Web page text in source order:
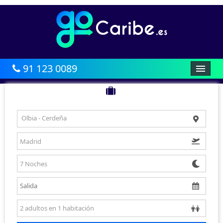
91 123 0089
AFRICA
CARIBE
BALEARES
CANARIAS
ASIA
AMÉRICA
Olbia - Cerdeña